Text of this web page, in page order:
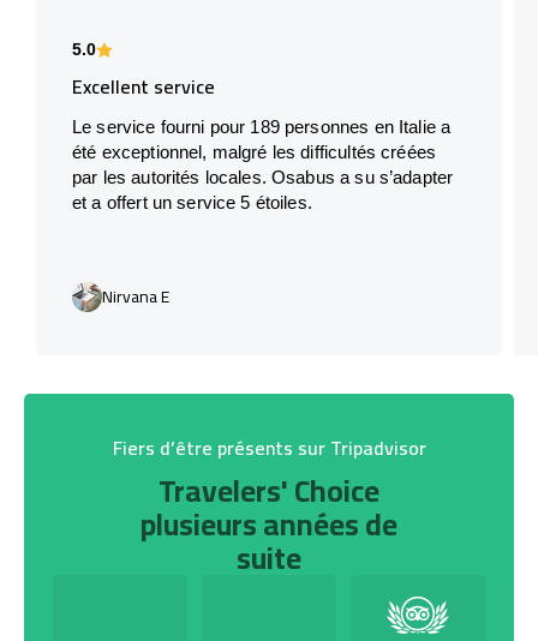
5.0
Excellent service
Le service fourni pour 189 personnes en Italie a
été exceptionnel, malgré les difficultés créées
par les autorités locales. Osabus a su s’adapter
et a offert un service 5 étoiles.
Nirvana E
Fiers d’être présents sur Tripadvisor
Travelers' Choice
plusieurs années de
suite